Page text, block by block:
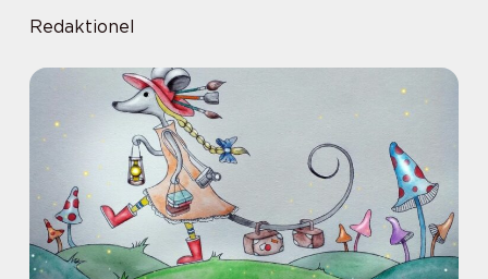
Redaktionel